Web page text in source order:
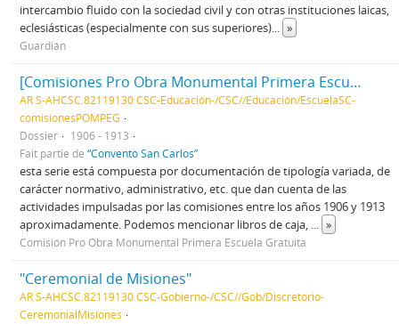
intercambio fluido con la sociedad civil y con otras instituciones laicas,
eclesiásticas (especialmente con sus superiores)... »
Guardián
[Comisiones Pro Obra Monumental Primera Escuela Gratuita]
AR S-AHCSC.82119130 CSC-Educación-/CSC//Educación/EscuelaSC-
comisionesPOMPEG
Dossier
1906 - 1913
Fait partie de “Convento San Carlos”
esta serie está compuesta por documentación de tipología variada, de
carácter normativo, administrativo, etc. que dan cuenta de las
actividades impulsadas por las comisiones entre los años 1906 y 1913
aproximadamente. Podemos mencionar libros de caja, ... »
Comisión Pro Obra Monumental Primera Escuela Gratuita
"Ceremonial de Misiones"
AR S-AHCSC.82119130 CSC-Gobierno-/CSC//Gob/Discretorio-
CeremonialMisiones